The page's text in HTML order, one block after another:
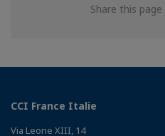
Share this page
CCI France Italie
Via Leone XIII, 14